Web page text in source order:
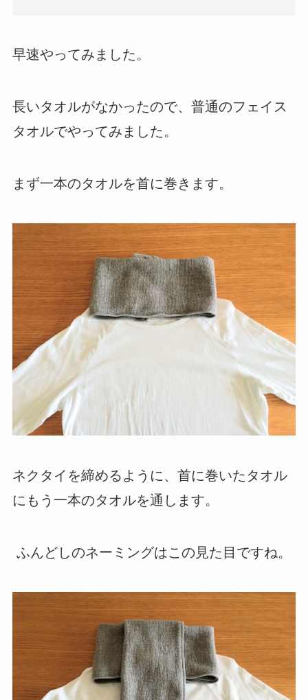
早速やってみました。
長いタオルがなかったので、普通のフェイス
タオルでやってみました。
まず一本のタオルを首に巻きます。
ネクタイを締めるように、首に巻いたタオル
にもう一本のタオルを通します。
ふんどしのネーミングはこの見た目ですね。